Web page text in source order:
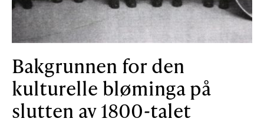
Bakgrunnen for den
kulturelle bløminga på
slutten av 1800-talet